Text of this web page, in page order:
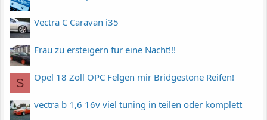
Vectra C Caravan i35
Frau zu ersteigern für eine Nacht!!!
S Opel 18 Zoll OPC Felgen mir Bridgestone Reifen!
vectra b 1,6 16v viel tuning in teilen oder komplett